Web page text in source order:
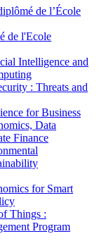
de l’École
de l'Ecole
Intelligence and
: Threats and
for Business
Data
Finance
for Smart
Things :
Program